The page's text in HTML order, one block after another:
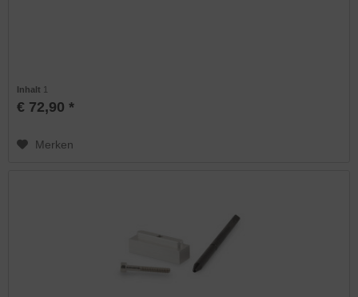
Inhalt 1
€ 72,90 *
Merken